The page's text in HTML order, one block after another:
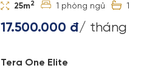
25m2 1 1
17.500.000 đ/ tháng
Tera One Elite